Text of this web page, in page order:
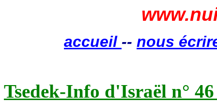
accueil -- nous
Tsedek-Info d'Israël n° 46